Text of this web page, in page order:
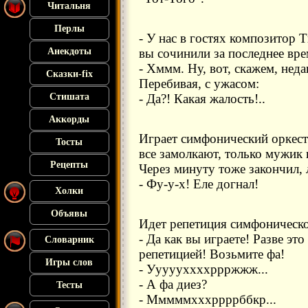
Читальня
Перлы
Анекдоты
Сказки-fix
Стишата
Аккорды
Тосты
Рецепты
Холки
Объявы
Словарник
Игры слов
Тесты
- У нас в гостях композитор
вы сочинили за последнее
- Хммм. Ну, вот, скажем,
Перебивая, с ужасом:
- Да?! Какая жалость!..
Играет симфонический
все замолкают, только
Через минуту тоже закончил,
- Фу-у-х! Еле догнал!
Идет репетиция
- Да как вы играете! Разве
репетицией! Возьмите фа!
- Уууууххххррржжж...
- А фа диез?
- Мммммхххррррббкр...